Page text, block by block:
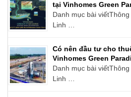
tại Vinhomes Green
Danh mục bài
Linh …
Có nên đầu tư cho
Vinhomes Green
Danh mục bài
Linh …